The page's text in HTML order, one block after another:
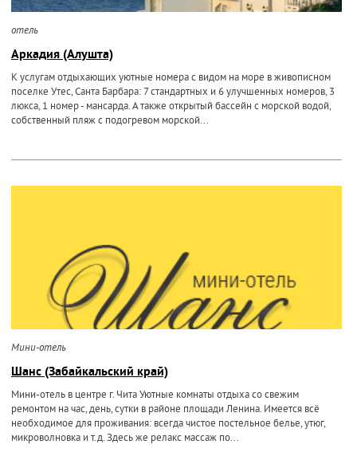
отель
Аркадия (Алушта)
К услугам отдыхающих уютные номера с видом на море в живописном
поселке Утес, Санта Барбара: 7 стандартных и 6 улучшенных номеров, 3
люкса, 1 номер - мансарда. А также открытый бассейн с морской водой,
собственный пляж с подогревом морской...
Мини-отель
Шанс (Забайкальский край)
Мини-отель в центре г. Чита Уютные комнаты отдыха со свежим
ремонтом на час, день, сутки в районе площади Ленина. Имеется всё
необходимое для проживания: всегда чистое постельное белье, утюг,
микроволновка и т.д. Здесь же релакс массаж по...